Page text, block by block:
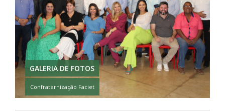
GALERIA DE FOTOS
Confraternização Faciet